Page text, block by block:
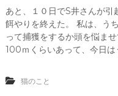
あと、１０日でS井さんが
餌やりを終えた。 私は、う
って捕獲をするか頭を悩ま
100ｍくらいあって、今日
猫のこと